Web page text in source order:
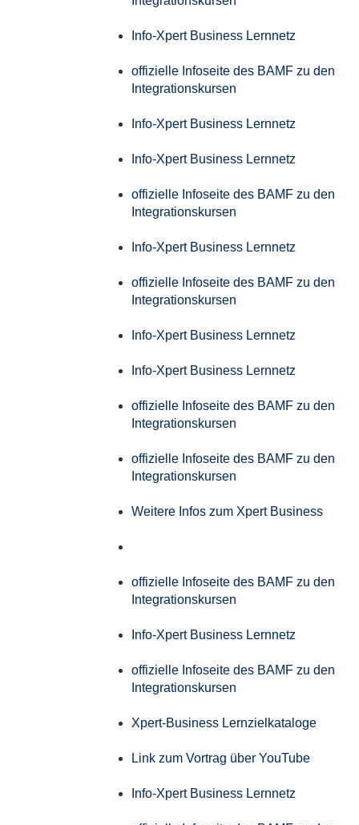
Info-Xpert Business Lernnetz
offizielle Infoseite des BAMF zu den
Integrationskursen
Info-Xpert Business Lernnetz
Info-Xpert Business Lernnetz
offizielle Infoseite des BAMF zu den
Integrationskursen
Info-Xpert Business Lernnetz
offizielle Infoseite des BAMF zu den
Integrationskursen
Info-Xpert Business Lernnetz
Info-Xpert Business Lernnetz
offizielle Infoseite des BAMF zu den
Integrationskursen
offizielle Infoseite des BAMF zu den
Integrationskursen
Weitere Infos zum Xpert Business
offizielle Infoseite des BAMF zu den
Integrationskursen
Info-Xpert Business Lernnetz
offizielle Infoseite des BAMF zu den
Integrationskursen
Xpert-Business Lernzielkataloge
Link zum Vortrag über YouTube
Info-Xpert Business Lernnetz